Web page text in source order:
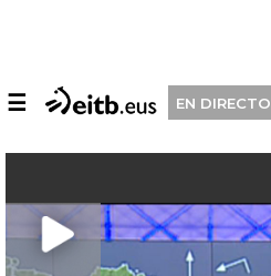
☰ EN DIRECTO